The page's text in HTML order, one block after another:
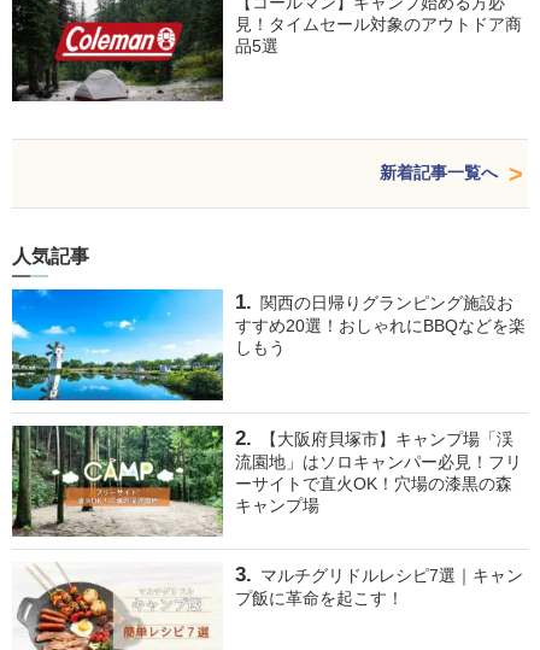
見！タイムセール対象のアウトドア商
品5選
新着記事一覧へ
人気記事
関西の日帰りグランピング施設お
すすめ20選！おしゃれにBBQなどを楽
しもう
【大阪府貝塚市】キャンプ場「渓
流園地」はソロキャンパー必見！フリ
ーサイトで直火OK！穴場の漆黒の森
キャンプ場
マルチグリドルレシピ7選｜キャン
プ飯に革命を起こす！